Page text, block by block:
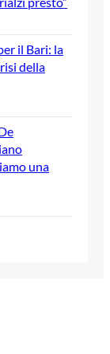
il Bari: la
della
una